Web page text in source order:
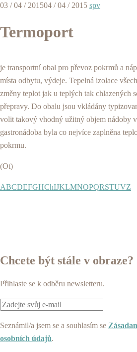
03 / 04 / 201504 / 04 / 2015 spv
Termoport
je transportní obal pro převoz pokrmů a
místa odbytu, výdeje. Tepelná izolace
změny teplot jak u teplých tak chlazených
přepravy. Do obalu jsou vkládány
volit takový vhodný užitný objem nádoby
gastronádoba byla co nejvíce zaplněna
pokrmu.
(Ot)
ABCDEFGHChIJKLMNOPQRSTUVZ
Chcete být stále v obraze?
Přihlaste se k odběru newsletteru.
Seznámil/a jsem se a souhlasím se
osobních údajů.